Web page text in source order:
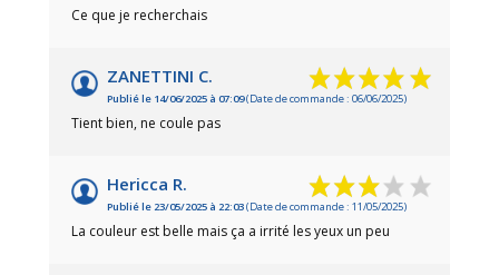
Ce que je recherchais
ZANETTINI C.
Publié le 14/06/2025 à 07:09(Date de commande : 06/06/2025)
Tient bien, ne coule pas
Hericca R.
Publié le 23/05/2025 à 22:03(Date de commande : 11/05/2025)
La couleur est belle mais ça a irrité les yeux un peu